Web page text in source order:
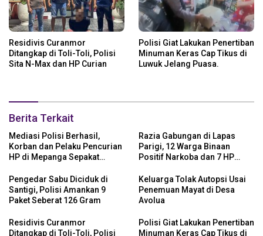
Residivis Curanmor
Ditangkap di Toli-Toli, Polisi
Sita N-Max dan HP Curian
Polisi Giat Lakukan Penertiban
Minuman Keras Cap Tikus di
Luwuk Jelang Puasa.
Berita Terkait
Mediasi Polisi Berhasil,
Korban dan Pelaku Pencurian
HP di Mepanga Sepakat
Razia Gabungan di Lapas
Parigi, 12 Warga Binaan
Positif Narkoba dan 7 HP
Pengedar Sabu Diciduk di
Santigi, Polisi Amankan 9
Paket Seberat 126 Gram
Keluarga Tolak Autopsi Usai
Penemuan Mayat di Desa
Avolua
Residivis Curanmor
Ditangkap di Toli-Toli, Polisi
Polisi Giat Lakukan Penertiban
Minuman Keras Cap Tikus di